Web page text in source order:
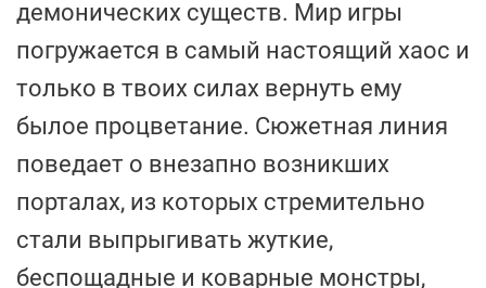
демонических существ. Мир игры
погружается в самый настоящий хаос и
только в твоих силах вернуть ему
былое процветание. Сюжетная линия
поведает о внезапно возникших
порталах, из которых стремительно
стали выпрыгивать жуткие,
беспощадные и коварные монстры,